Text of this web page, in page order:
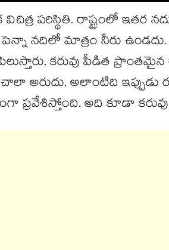
పరిస్థితి. రాష్ట్రంలో ఇతర
పెన్నా నదిలో మాత్రం నీరు
కరువు పీడిత
అరుదు. అలాంటిది ఇప్పుడు
ప్రవేశిస్తోంది. అది కూడా